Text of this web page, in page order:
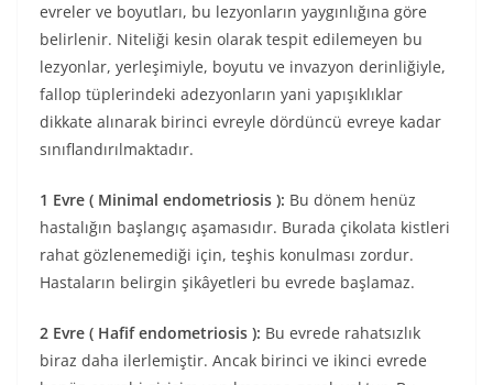
evreler ve boyutları, bu lezyonların yaygınlığına göre
belirlenir. Niteliği kesin olarak tespit edilemeyen bu
lezyonlar, yerleşimiyle, boyutu ve invazyon derinliğiyle,
fallop tüplerindeki adezyonların yani yapışıklıklar
dikkate alınarak birinci evreyle dördüncü evreye kadar
sınıflandırılmaktadır.
1 Evre ( Minimal endometriosis ): Bu dönem henüz
hastalığın başlangıç aşamasıdır. Burada çikolata kistleri
rahat gözlenemediği için, teşhis konulması zordur.
Hastaların belirgin şikâyetleri bu evrede başlamaz.
2 Evre ( Hafif endometriosis ): Bu evrede rahatsızlık
biraz daha ilerlemiştir. Ancak birinci ve ikinci evrede